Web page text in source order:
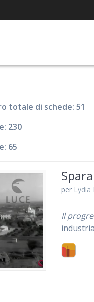
totale di schede: 51
230
65
per Lydia
Il